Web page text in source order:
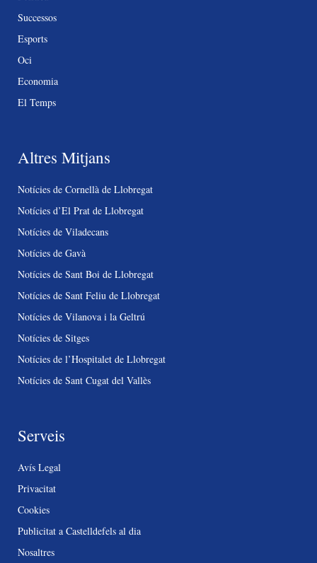
Successos
Esports
Oci
Economia
El Temps
Altres Mitjans
Notícies de Cornellà de Llobregat
Notícies d’El Prat de Llobregat
Notícies de Viladecans
Notícies de Gavà
Notícies de Sant Boi de Llobregat
Notícies de Sant Feliu de Llobregat
Notícies de Vilanova i la Geltrú
Notícies de Sitges
Notícies de l’Hospitalet de Llobregat
Notícies de Sant Cugat del Vallès
Serveis
Avís Legal
Privacitat
Cookies
Publicitat a Castelldefels al dia
Nosaltres